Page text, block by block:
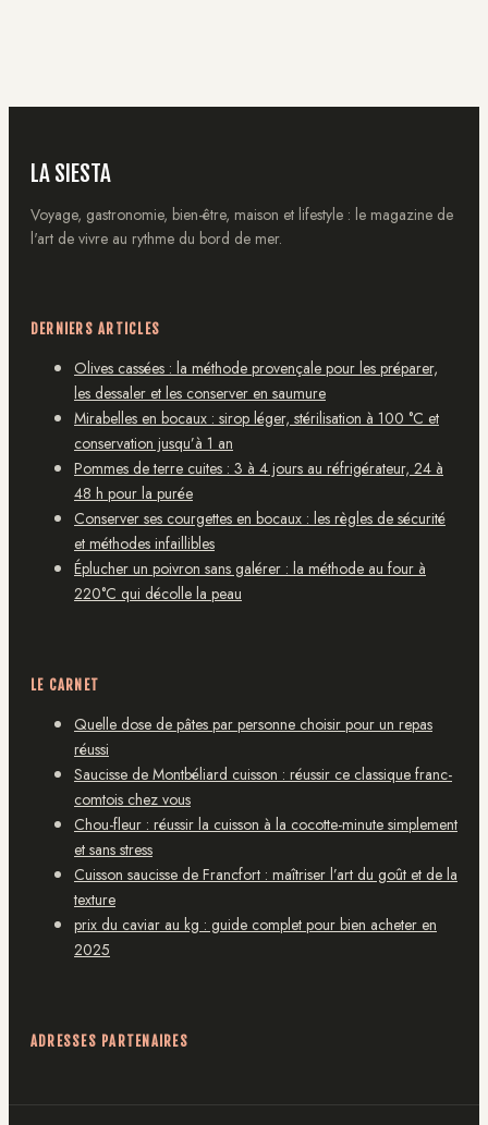
LA SIESTA
Voyage, gastronomie, bien-être, maison et lifestyle : le magazine de
l'art de vivre au rythme du bord de mer.
DERNIERS ARTICLES
Olives cassées : la méthode provençale pour les préparer,
les dessaler et les conserver en saumure
Mirabelles en bocaux : sirop léger, stérilisation à 100 °C et
conservation jusqu’à 1 an
Pommes de terre cuites : 3 à 4 jours au réfrigérateur, 24 à
48 h pour la purée
Conserver ses courgettes en bocaux : les règles de sécurité
et méthodes infaillibles
Éplucher un poivron sans galérer : la méthode au four à
220°C qui décolle la peau
LE CARNET
Quelle dose de pâtes par personne choisir pour un repas
réussi
Saucisse de Montbéliard cuisson : réussir ce classique franc-
comtois chez vous
Chou-fleur : réussir la cuisson à la cocotte-minute simplement
et sans stress
Cuisson saucisse de Francfort : maîtriser l’art du goût et de la
texture
prix du caviar au kg : guide complet pour bien acheter en
2025
ADRESSES PARTENAIRES